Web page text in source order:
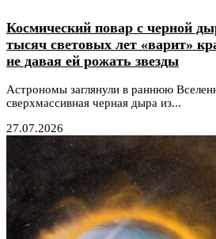
Космический повар с черной
тысяч световых лет «варит»
не давая ей рожать звезды
Астрономы заглянули в раннюю
сверхмассивная черная дыра из...
27.07.2026